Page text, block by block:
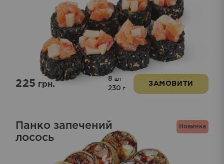
225грн.
8 шт
230 г
ЗАМОВИТИ
Новинка
Панко запечений
лосось